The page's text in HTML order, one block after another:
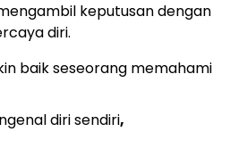
keputusan dengan
diri.
baik seseorang memahami
diri sendiri,